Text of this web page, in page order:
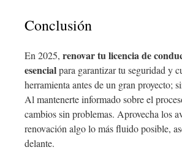
Conclusión
En 2025, renovar tu licencia de
esencialpara garantizar tu seguridad y
herramienta antes de un gran proyecto;
Al mantenerte informado sobre el
cambios sin problemas. Aprovecha los
renovación algo lo más fluido posible,
delante.